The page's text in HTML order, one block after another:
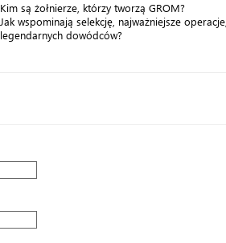
Kim są żołnierze, którzy tworzą GROM?
Jak wspominają selekcję, najważniejsze operacje,
legendarnych dowódców?